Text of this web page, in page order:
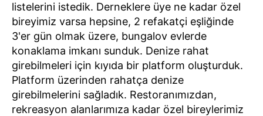
listelerini istedik. Derneklere üye ne kadar özel
bireyimiz varsa hepsine, 2 refakatçi eşliğinde
3'er gün olmak üzere, bungalov evlerde
konaklama imkanı sunduk. Denize rahat
girebilmeleri için kıyıda bir platform oluşturduk.
Platform üzerinden rahatça denize
girebilmelerini sağladık. Restoranımızdan,
rekreasyon alanlarımıza kadar özel bireylerimiz